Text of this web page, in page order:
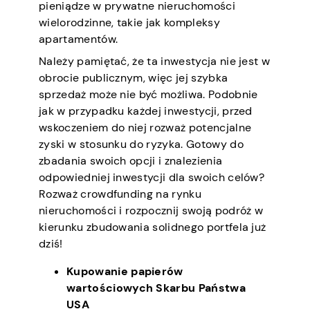
pieniądze w prywatne nieruchomości
wielorodzinne, takie jak kompleksy
apartamentów.
Należy pamiętać, że ta inwestycja nie jest w
obrocie publicznym, więc jej szybka
sprzedaż może nie być możliwa. Podobnie
jak w przypadku każdej inwestycji, przed
wskoczeniem do niej rozważ potencjalne
zyski w stosunku do ryzyka. Gotowy do
zbadania swoich opcji i znalezienia
odpowiedniej inwestycji dla swoich celów?
Rozważ crowdfunding na rynku
nieruchomości i rozpocznij swoją podróż w
kierunku zbudowania solidnego portfela już
dziś!
Kupowanie papierów
wartościowych Skarbu Państwa
USA